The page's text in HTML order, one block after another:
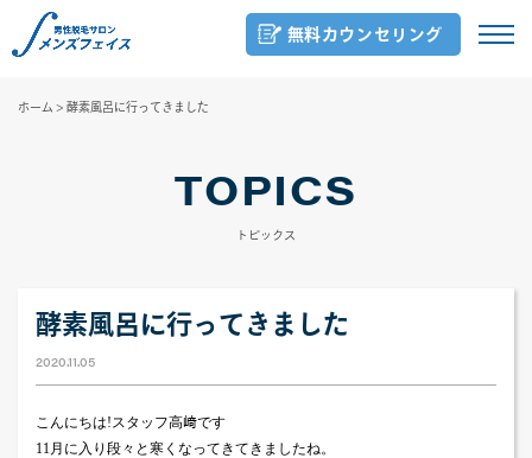
無料カウンセリング
ホーム > 酵素風呂に行ってきました
TOPICS
トピックス
酵素風呂に行ってきました
2020.11.05
こんにちは!スタッフ高﨑です
11月に入り段々と寒くなってきてきましたね。